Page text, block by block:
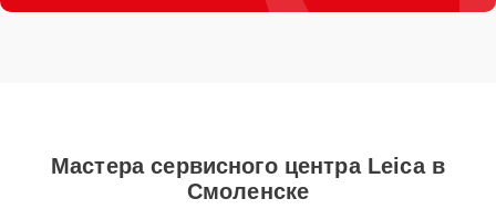
Мастера сервисного центра Leica в
Смоленске